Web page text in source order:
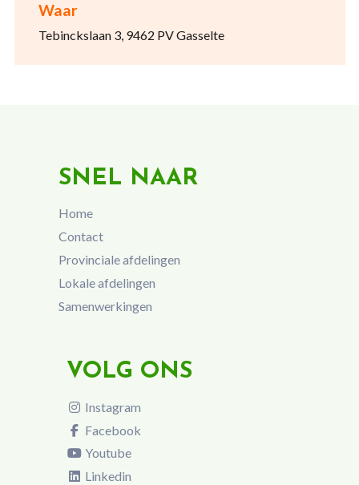
Waar
Tebinckslaan 3, 9462 PV Gasselte
SNEL NAAR
Home
Contact
Provinciale afdelingen
Lokale afdelingen
Samenwerkingen
VOLG ONS
Instagram
Facebook
Youtube
Linkedin